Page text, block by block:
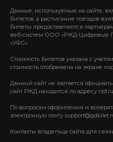
Данные, используемые на сайте,
билетов, а расписание поездов
билеты предоставляются
веб-систем ООО «РЖД-Цифровые
«УФС».
Стоимость билетов указана с
стоимость отображена на экране
Данный сайт не является
сайт РЖД находится по адресу rzd.ru.
По вопросам оформления и
электронную почту
Контакты владельца сайта для